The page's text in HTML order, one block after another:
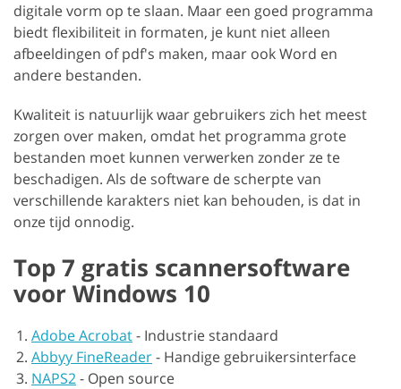
digitale vorm op te slaan. Maar een goed programma
biedt flexibiliteit in formaten, je kunt niet alleen
afbeeldingen of pdf's maken, maar ook Word en
andere bestanden.
Kwaliteit is natuurlijk waar gebruikers zich het meest
zorgen over maken, omdat het programma grote
bestanden moet kunnen verwerken zonder ze te
beschadigen. Als de software de scherpte van
verschillende karakters niet kan behouden, is dat in
onze tijd onnodig.
Top 7 gratis scannersoftware
voor Windows 10
Adobe Acrobat- Industrie standaard
Abbyy FineReader- Handige gebruikersinterface
NAPS2- Open source